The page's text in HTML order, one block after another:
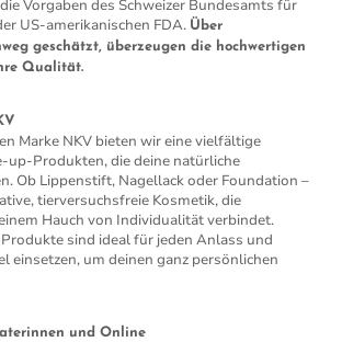
Vorgaben des Schweizer Bundesamts für
US-amerikanischen FDA. Über
geschätzt, überzeugen die hochwertigen
Qualität.
Marke NKV bieten wir eine vielfältige
up-Produkten, die deine natürliche
Ob Lippenstift, Nagellack oder Foundation –
tierversuchsfreie Kosmetik, die
Hauch von Individualität verbindet.
sind ideal für jeden Anlass und
einsetzen, um deinen ganz persönlichen
und Online